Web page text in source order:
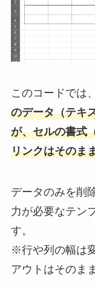
このコードでは、
のデータ（テキ
が、セルの書式
リンクはそのま
データのみを削
力が必要なテン
す。
※行や列の幅は
アウトはそのま